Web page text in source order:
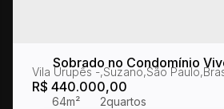
Sobrado no Condomínio
R$ 440.000,00
Vila Urupês ,Suzano,São Paulo,
2
64m²